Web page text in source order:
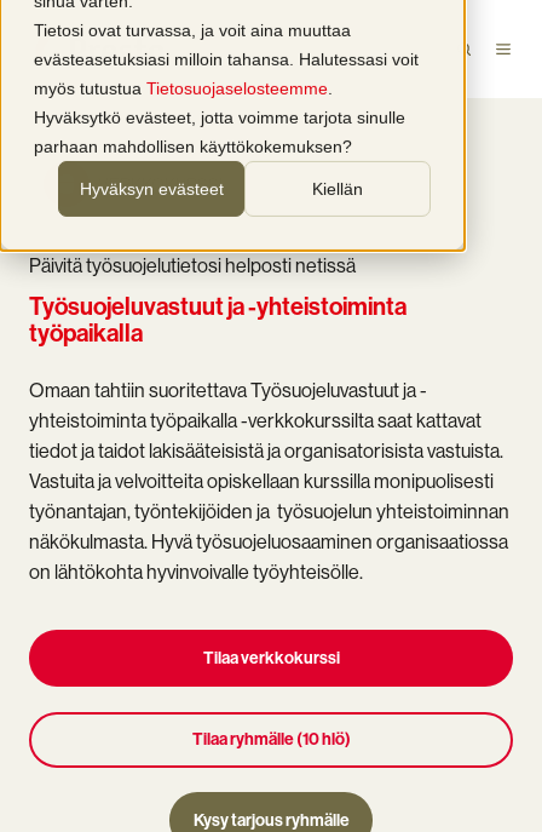
Tietosi ovat turvassa, ja voit aina muuttaa
evästeasetuksiasi milloin tahansa. Halutessasi voit
myös tutustua Tietosuojaselosteemme
Hyväksytkö evästeet, jotta voimme tarjota sinulle
parhaan mahdollisen käyttökokemuksen?
Hyväksyn evästeet Kiellän
VERKKOKURSSI
Päivitä työsuojelutietosi helposti netissä
Työsuojeluvastuut ja -yhteistoiminta
työpaikalla
Omaan tahtiin suoritettava Työsuojeluvastuut ja -
yhteistoiminta työpaikalla -verkkokurssilta saat kattavat
tiedot ja taidot lakisääteisistä ja organisatorisista vastuista.
Vastuita ja velvoitteita opiskellaan kurssilla monipuolisesti
työnantajan, työntekijöiden ja työsuojelun yhteistoiminnan
näkökulmasta. Hyvä työsuojeluosaaminen organisaatiossa
on lähtökohta hyvinvoivalle työyhteisölle.
Tilaa verkkokurssi
Tilaa ryhmälle (10 hlö)
Kysy tarjous ryhmälle